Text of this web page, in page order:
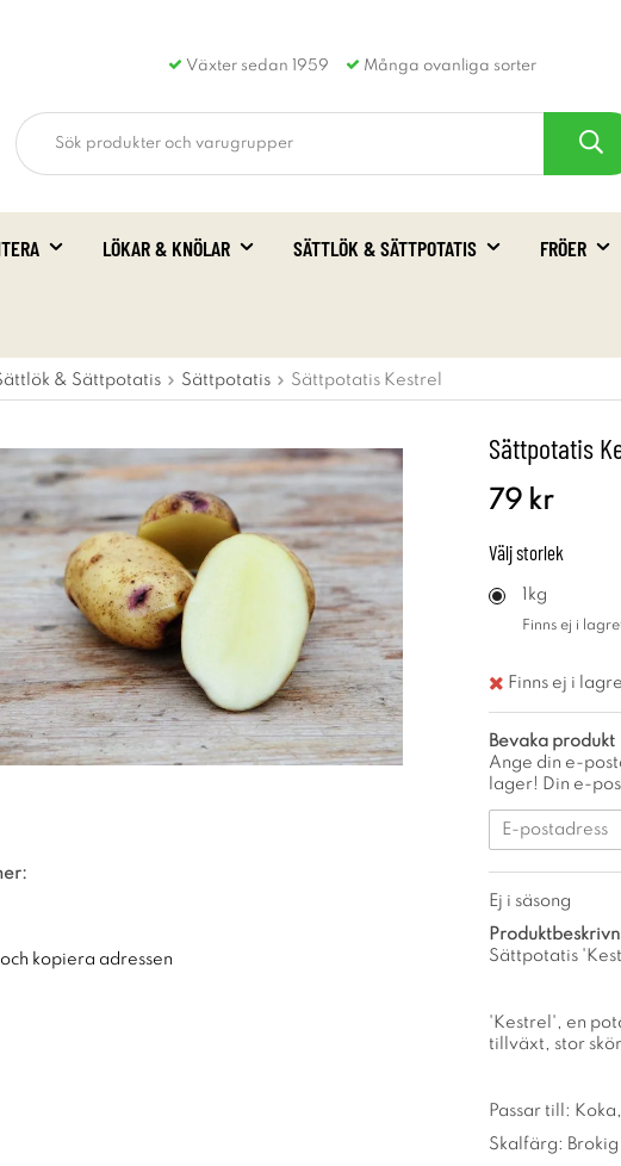
Växter sedan 1959 Många ovanliga sorter
LÖKAR & KNÖLAR SÄTTLÖK & SÄTTPOTATIS FRÖER
& Sättpotatis Sättpotatis Sättpotatis Kestrel
Sättpotatis
79 kr
Väljstorlek
1kg
Finns ej i
Finns ej i
Bevaka produkt
Ange din e-
lager! Din e-
Ej i säsong
Sättpotatis
'Kestrel', en
tillväxt, stor
Passar till:
Skalfärg: Brokig
kopiera adressen